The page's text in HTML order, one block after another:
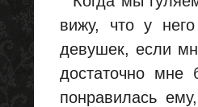
вижу, что у
девушек, если
достаточно мне
понравилась